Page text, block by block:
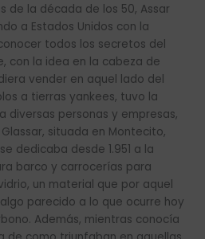
de la década de los 50, Assar
a Estados Unidos con la
todos los secretos del
con la idea en la cabeza de
vender en aquel lado del
a tierras yankees, tuvo la
diversas personas y empresas,
situada en Montecito,
dedicaba desde 1.951 a la
barco y carrocerías para
un material que por aquel
parecido a lo que ocurre hoy
Además, mientras conocía